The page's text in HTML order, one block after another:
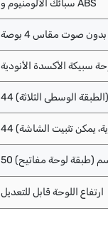
سبائك الألومنيوم و ABS
صوت مقاس 4 بوصة
سبيكة الأكسدة الأنودية
ارتفاع اللوحة قابل للتعديل